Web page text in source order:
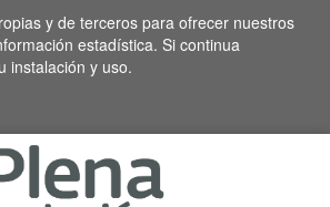
y de terceros para ofrecer nuestros
estadística. Si continua
instalación y uso.